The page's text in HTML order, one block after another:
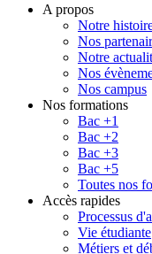
A propos
Notre
Nos
Notre
Nos
Nos campus
Nos formations
Bac +1
Bac +2
Bac +3
Bac +5
Toutes nos
Accès rapides
Processus
Vie étudiante
Métiers et